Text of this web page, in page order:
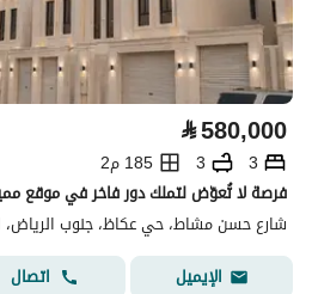
⃁580,000
3
3
185 م2
فرصة لا تُعوّض لتملك دور فاخر في موقع
شارع حسن مشاط، حي عكاظ، جنوب الرياض،
الإيميل
اتصال